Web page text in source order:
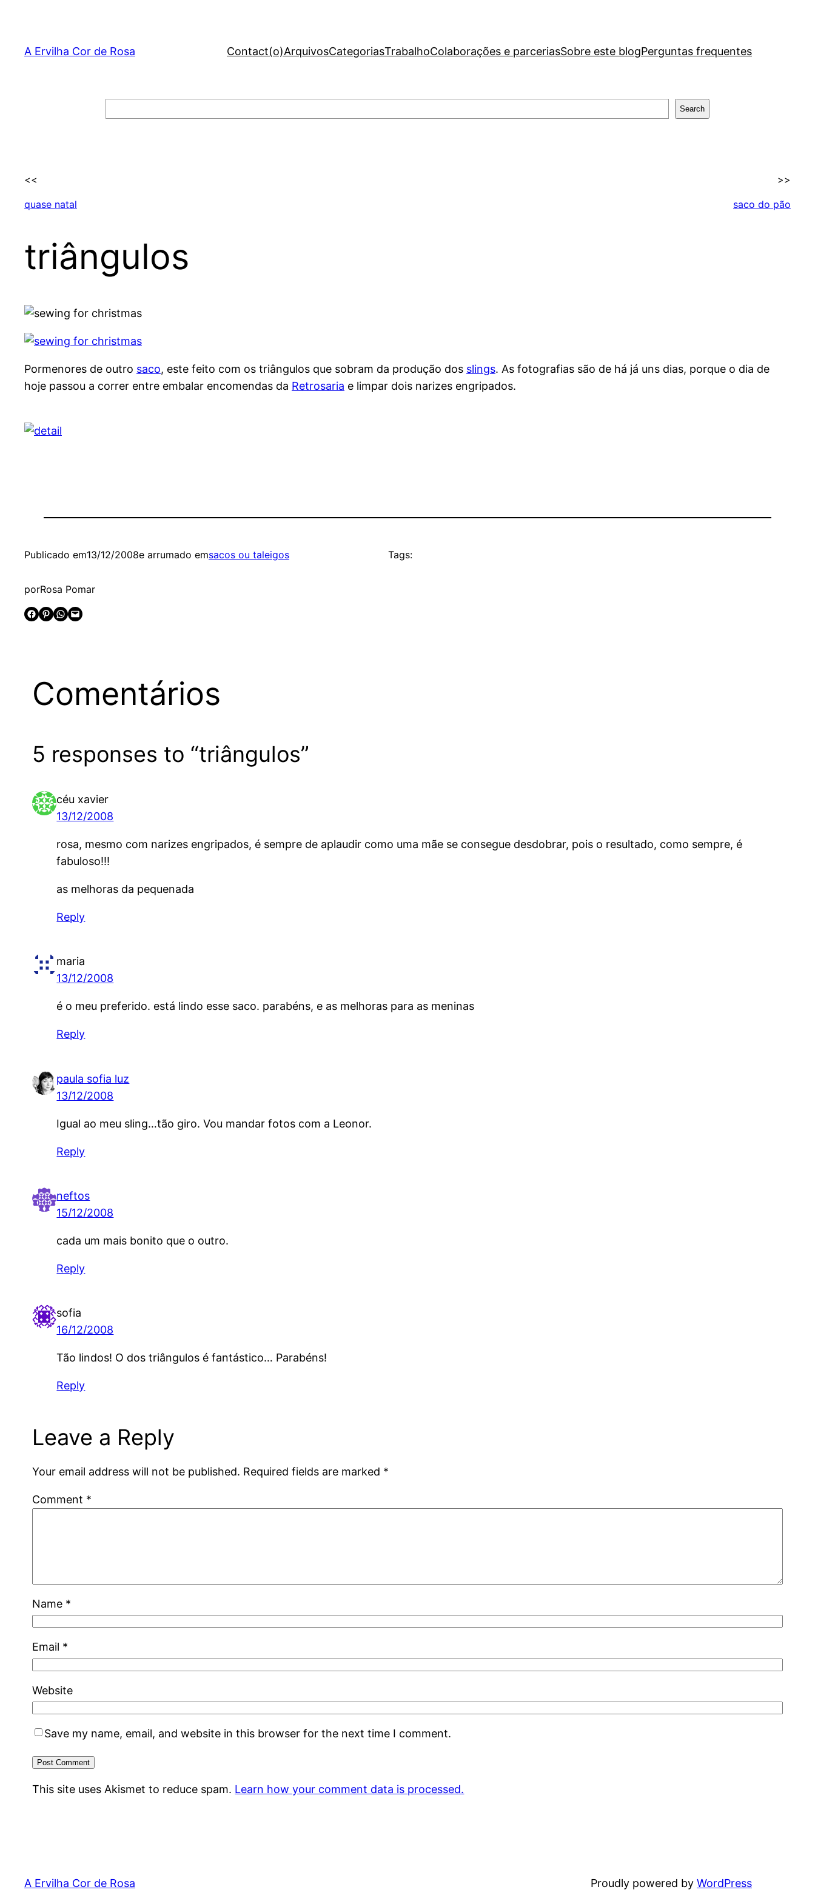
content
A Ervilha Cor de Rosa Contact(o)ArquivosCategoriasTrabalhoColaborações e parceriasSobre este blogPerguntas frequentes
Search
<<
quase natal
>>
saco do pão
triângulos
Pormenores de outro saco, este feito com os triângulos que sobram da produção dos slings. As fotografias são de há já uns dias, porque o dia de
hoje passou a correr entre embalar encomendas da Retrosaria e limpar dois narizes engripados.
Publicado em13/12/2008e arrumado emsacos ou taleigos
porRosa Pomar
Share on Facebook
Share on Pinterest Share on WhatsApp Email this Page
Tags:
Comentários
5 responses to “triângulos”
céu xavier
13/12/2008
rosa, mesmo com narizes engripados, é sempre de aplaudir como uma mãe se consegue desdobrar, pois o resultado, como sempre, é
fabuloso!!!
as melhoras da pequenada
Reply
maria
13/12/2008
é o meu preferido. está lindo esse saco. parabéns, e as melhoras para as meninas
Reply
paula sofia luz
13/12/2008
Igual ao meu sling…tão giro. Vou mandar fotos com a Leonor.
Reply
neftos
15/12/2008
cada um mais bonito que o outro.
Reply
sofia
16/12/2008
Tão lindos! O dos triângulos é fantástico… Parabéns!
Reply
Leave a Reply
Your email address will not be published. Required fields are marked *
Comment *
Name *
Email *
Website
Save my name, email, and website in this browser for the next time I comment.
This site uses Akismet to reduce spam. Learn how your comment data is processed.
A Ervilha Cor de Rosa Proudly powered by WordPress